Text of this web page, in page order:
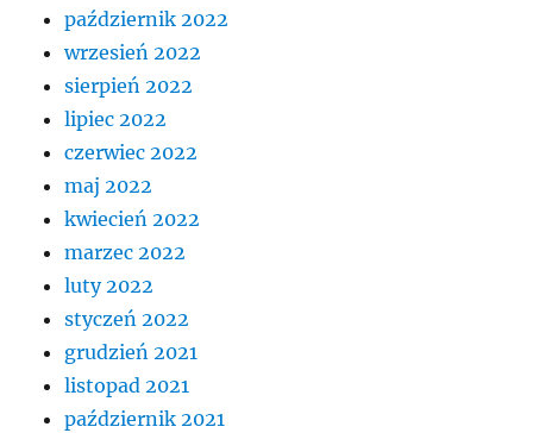
październik 2022
wrzesień 2022
sierpień 2022
lipiec 2022
czerwiec 2022
maj 2022
kwiecień 2022
marzec 2022
luty 2022
styczeń 2022
grudzień 2021
listopad 2021
październik 2021